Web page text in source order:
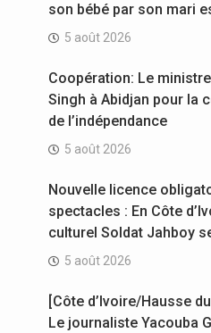
son bébé par son mari
5 août 2026
Coopération: Le
Singh à Abidjan pour la
de l’indépendance
5 août 2026
Nouvelle licence
spectacles : En Côte
culturel Soldat Jahboy
5 août 2026
[Côte d’Ivoire/Hausse
Le journaliste Yacouba